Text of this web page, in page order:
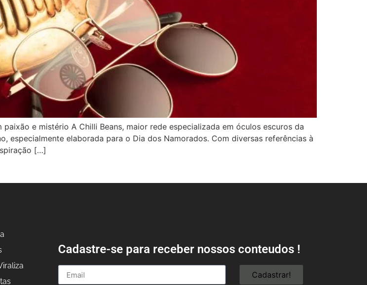
e mistério A Chilli Beans, maior rede especializada em óculos escuros da
especialmente elaborada para o Dia dos Namorados. Com diversas referências à
[…]
Cadastre-se para receber nossos conteudos !
Cadastrar!